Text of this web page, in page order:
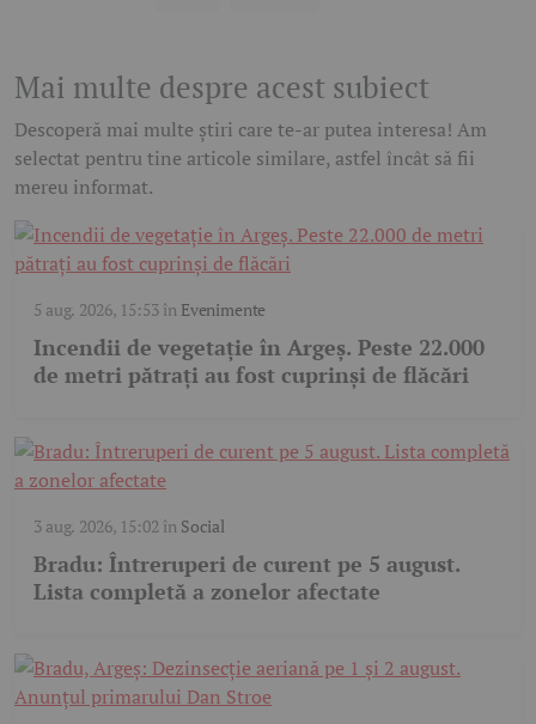
Mai multe despre acest subiect
Descoperă mai multe știri care te-ar putea interesa! Am
selectat pentru tine articole similare, astfel încât să fii
mereu informat.
5 aug. 2026, 15:53în Evenimente
Incendii de vegetație în Argeș. Peste 22.000
de metri pătrați au fost cuprinși de flăcări
3 aug. 2026, 15:02 în Social
Bradu: Întreruperi de curent pe 5 august.
Lista completă a zonelor afectate